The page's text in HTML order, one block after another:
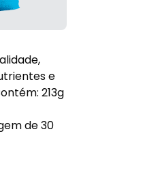
e
213g
de 30